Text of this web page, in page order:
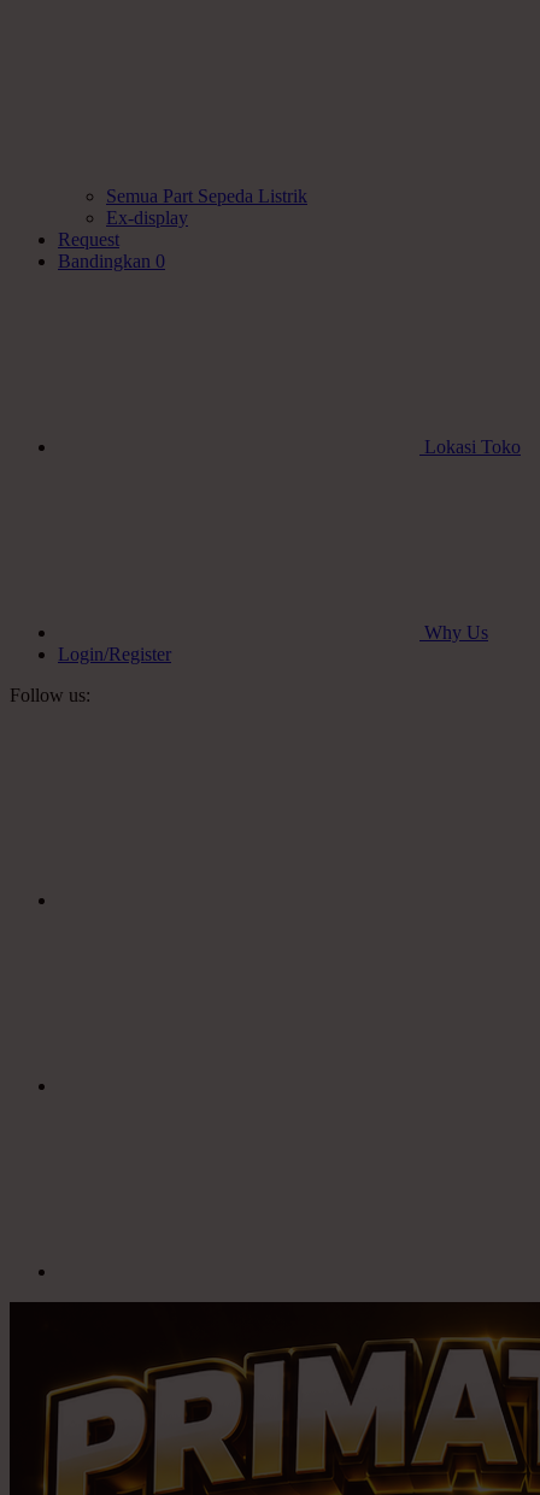
Semua Part Sepeda Listrik
Ex-display
Request
Bandingkan 0
Lokasi Toko
Why Us
Login/Register
Follow us: